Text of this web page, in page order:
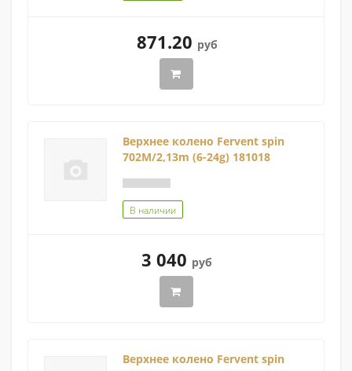
871.20 руб
Верхнее колено Fervent spin
702M/2,13m (6-24g) 181018
В наличии
3 040 руб
Верхнее колено Fervent spin